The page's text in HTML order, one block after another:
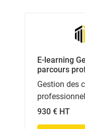
E-learning
parcours
Gestion des
930 € HT